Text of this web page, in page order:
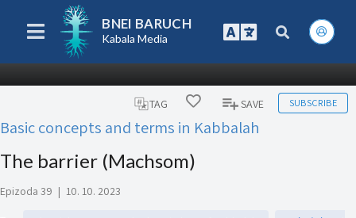
BNEI BARUCH
Kabala Media
TAG SAVE SUBSCRIBE
Basic concepts and terms in Kabbalah
The barrier (Machsom)
Epizoda 39 | 10. 10. 2023